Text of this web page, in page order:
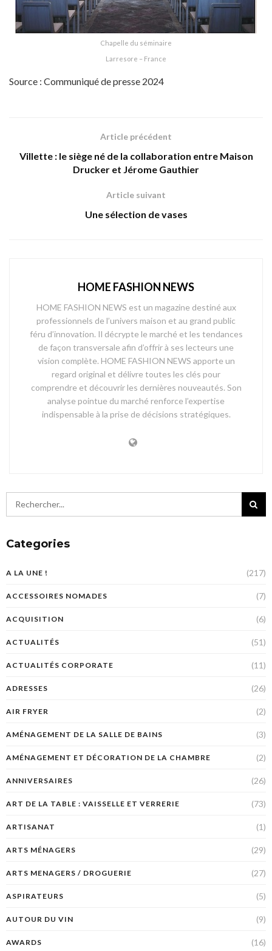
Chapelle du séminaire
Larresore – France
Source : Communiqué de presse 2024
Article précédent
Villette : le siège né de la collaboration entre Maison
Drucker et Jérome Gauthier
Article suivant
Une sélection de vases
HOME FASHION NEWS
HOME FASHION NEWS est un magazine destiné aux
professionnels de l’univers maison et au grand public
féru d’innovation. Il décrypte le marché et les tendances
de façon transversale afin d’offrir à ses lecteurs une
vision complète. HOME FASHION NEWS apporte un
regard original et délivre toutes les clés pour
comprendre et découvrir les dernières nouveautés. Son
analyse pointue du marché renforce l’expertise
indispensable à la prise de décisions stratégiques.
Categories
A LA UNE ! (217)
ACCESSOIRES NOMADES (7)
ACQUISITION (6)
ACTUALITÉS (51)
ACTUALITÉS CORPORATE (11)
ADRESSES (26)
AIR FRYER (2)
AMÉNAGEMENT DE LA SALLE DE BAINS (3)
AMÉNAGEMENT ET DÉCORATION DE LA CHAMBRE (2)
ANNIVERSAIRES (26)
ART DE LA TABLE : VAISSELLE ET VERRERIE (73)
ARTISANAT (1)
ARTS MÉNAGERS (29)
ARTS MENAGERS / DROGUERIE (27)
ASPIRATEURS (5)
AUTOUR DU VIN (9)
AWARDS (16)